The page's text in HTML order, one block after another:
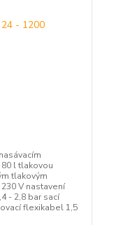
l tlakovou
tlakovým
V nastavení
- 2,8 bar sací
flexikabel 1,5